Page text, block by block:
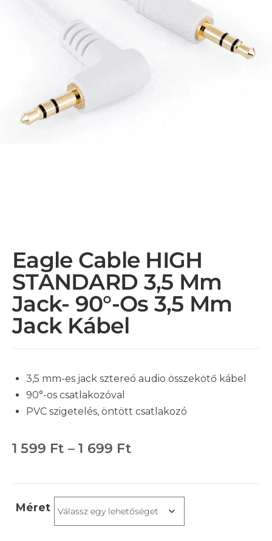
Eagle Cable HIGH
STANDARD 3,5 Mm
Jack- 90°-Os 3,5 Mm
Jack Kábel
3,5 mm-es jack sztereó audio összekötő kábel
90°-os csatlakozóval
PVC szigetelés, öntött csatlakozó
1 599 Ft – 1 699 Ft
Méret